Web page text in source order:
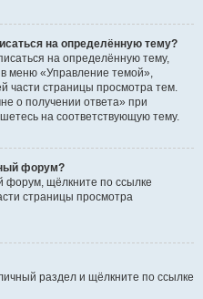
на определённую тему?
на определённую тему,
меню «Управление темой»,
части страницы просмотра тем.
о получении ответа» при
на соответствующую тему.
форум?
форум, щёлкните по ссылке
страницы просмотра
раздел и щёлкните по ссылке